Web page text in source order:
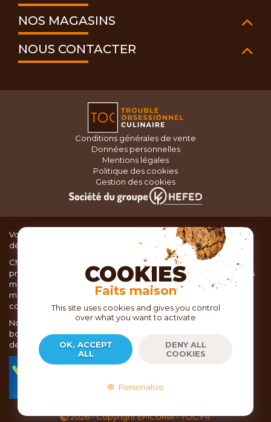
NOS MAGASINS
NOUS CONTACTER
Conditions générales de vente
Données personnelles
Mentions légales
Politique des cookies
Gestion des cookies
Vous recherchez du matériel de cuisine pour concocter de
délicieux plats ou des pâtisseries dignes d’un grand chef ?
Chez TOC, boutique d’ustensiles de cuisine, nous vous
proposons une large sélection de produits issus des meilleures
marques de matériel de cuisine: Ustensiles de pâtisserie,
matériel de cuisson, service de table, ustensiles de cuisine,
coutellerie, set picnic.
Nous vous réservons un accueil chaleureux au sein de nos 21
boutiques, mais vous trouverez également tout votre matériel
de cuisine en ligne sur notre site internet toc.fr
commerce et de la vente à distance depuis 2018.
2026- Copyright EPICURIA - TOC.FR
COOKIES
Faits maison
This site uses cookies and gives you control
over what you want to activate
OK, ACCEPT
ALL
DENY ALL
COOKIES
Personalize